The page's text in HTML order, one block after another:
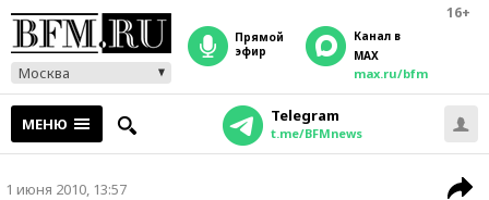
16+
Москва
прямой
эфир
Канал в
MAX
max.ru/bfm
МЕНЮ Telegram
t.me/BFMnews
1 июня 2010, 13:57